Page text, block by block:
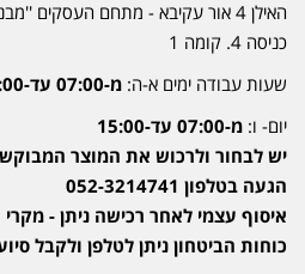
כניסה 4. קומה 1
שעות עבודה ימים א-ה: מ-07:00 עד-20:00
יום- ו: מ-07:00 עד-15:00
יש לבחור ולרכוש את המוצר
הגעה בטלפון 052-3214741
איסוף עצמי לאחר רכישה ניתן -
כוחות הביטחון ניתן לטלפן ולקבל